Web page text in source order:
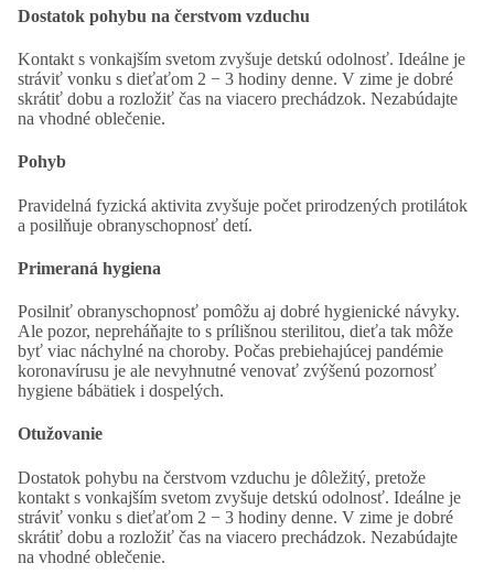
Dostatok pohybu na čerstvom vzduchu
Kontakt s vonkajším svetom zvyšuje detskú odolnosť. Ideálne je
stráviť vonku s dieťaťom 2 − 3 hodiny denne. V zime je dobré
skrátiť dobu a rozložiť čas na viacero prechádzok. Nezabúdajte
na vhodné oblečenie.
Pohyb
Pravidelná fyzická aktivita zvyšuje počet prirodzených protilátok
a posilňuje obranyschopnosť detí.
Primeraná hygiena
Posilniť obranyschopnosť pomôžu aj dobré hygienické návyky.
Ale pozor, nepreháňajte to s prílišnou sterilitou, dieťa tak môže
byť viac náchylné na choroby. Počas prebiehajúcej pandémie
koronavírusu je ale nevyhnutné venovať zvýšenú pozornosť
hygiene bábätiek i dospelých.
Otužovanie
Dostatok pohybu na čerstvom vzduchu je dôležitý, pretože
kontakt s vonkajším svetom zvyšuje detskú odolnosť. Ideálne je
stráviť vonku s dieťaťom 2 − 3 hodiny denne. V zime je dobré
skrátiť dobu a rozložiť čas na viacero prechádzok. Nezabúdajte
na vhodné oblečenie.